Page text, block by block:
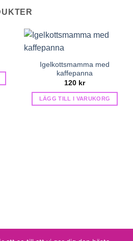
Igelkottsmamma med
kaffepanna
120 kr
LÄGG TILL I VARUKORG